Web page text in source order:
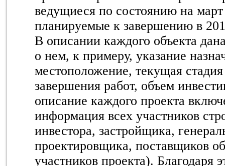
ведущиеся по состоянию на март
планируемые к завершению в
В описании каждого объекта
о нем, к примеру, указание
местоположение, текущая стадия
завершения работ, объем
описание каждого проекта
информация всех участников
инвестора, застройщика,
проектировщика, поставщиков
участников проекта). Благодаря